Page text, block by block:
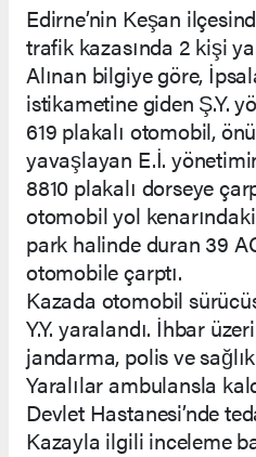
Edirne’nin Keşan
trafik kazasında 2 kişi
Alınan bilgiye göre,
istikametine giden Ş.Y.
619 plakalı otomobil,
yavaşlayan E.İ.
8810 plakalı dorseye
otomobil yol
park halinde duran 39
otomobile çarptı.
Kazada otomobil
Y.Y. yaralandı. İhbar
jandarma, polis ve
Yaralılar ambulansla
Devlet Hastanesi’nde
Kazayla ilgili inceleme